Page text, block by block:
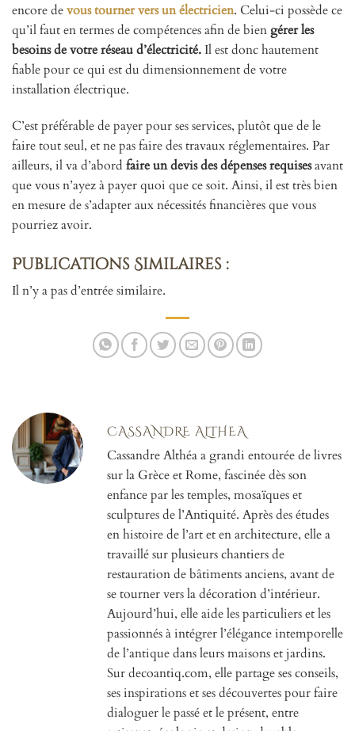
encore devous tourner vers un électricien. Celui-ci possède ce
qu’il faut en termes de compétences afin de biengérer les
besoins de votre réseau d’électricité. Il est donc hautement
fiable pour ce qui est du dimensionnement de votre
installation électrique.
C’est préférable de payer pour ses services, plutôt que de le
faire tout seul, et ne pas faire des travaux réglementaires. Par
ailleurs, il va d’abord faire un devis des dépenses requisesavant
que vous n’ayez à payer quoi que ce soit. Ainsi, il est très bien
en mesure de s’adapter aux nécessités financières que vous
pourriez avoir.
Publications Similaires :
Il n’y a pas d’entrée similaire.
CASSANDRE ALTHEA
Cassandre Althéa a grandi entourée de livres
sur la Grèce et Rome, fascinée dès son
enfance par les temples, mosaïques et
sculptures de l’Antiquité. Après des études
en histoire de l’art et en architecture, elle a
travaillé sur plusieurs chantiers de
restauration de bâtiments anciens, avant de
se tourner vers la décoration d’intérieur.
Aujourd’hui, elle aide les particuliers et les
passionnés à intégrer l’élégance intemporelle
de l’antique dans leurs maisons et jardins.
Sur decoantiq.com, elle partage ses conseils,
ses inspirations et ses découvertes pour faire
dialoguer le passé et le présent, entre